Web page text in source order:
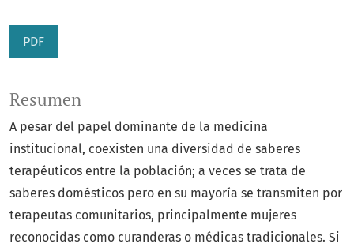
PDF
Resumen
A pesar del papel dominante de la medicina
institucional, coexisten una diversidad de saberes
terapéuticos entre la población; a veces se trata de
saberes domésticos pero en su mayoría se transmiten por
terapeutas comunitarios, principalmente mujeres
reconocidas como curanderas o médicas tradicionales. Si